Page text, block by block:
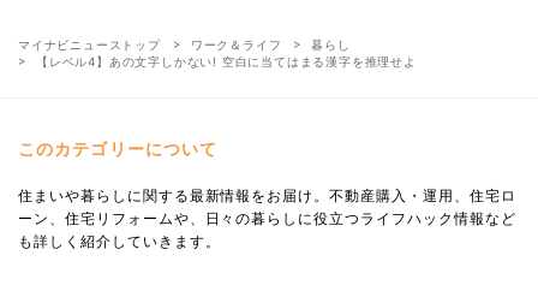
マイナビニューストップ ワーク＆ライフ
暮らし
【レベル4】あの文字しかない! 空白に当てはまる漢字を推理せよ
このカテゴリーについて
住まいや暮らしに関する最新情報をお届け。不動産購入・運用、住宅ロ
ーン、住宅リフォームや、日々の暮らしに役立つライフハック情報など
も詳しく紹介していきます。